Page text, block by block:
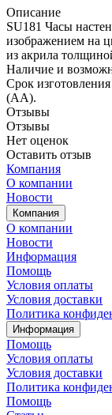
Описание
SU181 Часы
изображением на
из акрила
Наличие и
Срок
(АА).
Отзывы
Отзывы
Нет оценок
Оставить отзыв
Компания
О компании
Новости
Компания
О компании
Новости
Информация
Помощь
Условия оплаты
Условия доставки
Политика
Информация
Помощь
Условия оплаты
Условия доставки
Политика
Помощь